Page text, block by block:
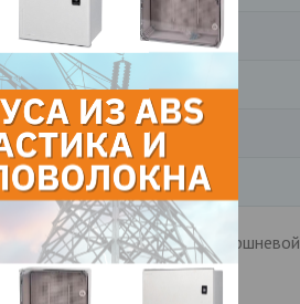
Плунжерный
Правый
PMD
Италия
200 bar, 1450 1/мин. трехпоршневой
для перекачки жидкостей в